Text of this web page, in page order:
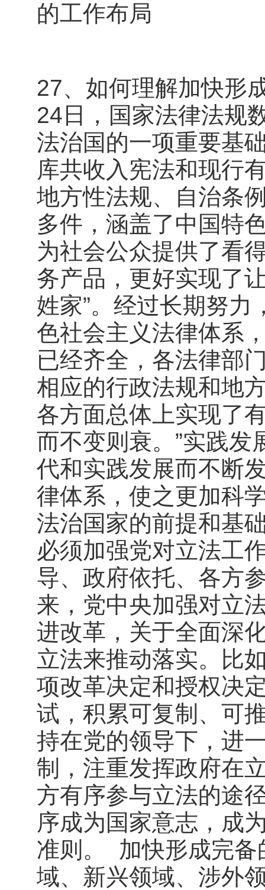
的工作布局
27、如何理解加快形
24日，国家法律法规
法治国的一项重要基
库共收入宪法和现行
地方性法规、自治条
多件，涵盖了中国特
为社会公众提供了看
务产品，更好实现了
姓家”。经过长期努
色社会主义法律体系
已经齐全，各法律部
相应的行政法规和地
各方面总体上实现了
而不变则衰。”实践
代和实践发展而不断
律体系，使之更加科
法治国家的前提和基
必须加强党对立法工
导、政府依托、各方
来，党中央加强对立
进改革，关于全面深
立法来推动落实。比
项改革决定和授权决
试，积累可复制、可
持在党的领导下，进
制，注重发挥政府在
方有序参与立法的途
序成为国家意志，成
准则。 加快形成完备
域、新兴领域、涉外